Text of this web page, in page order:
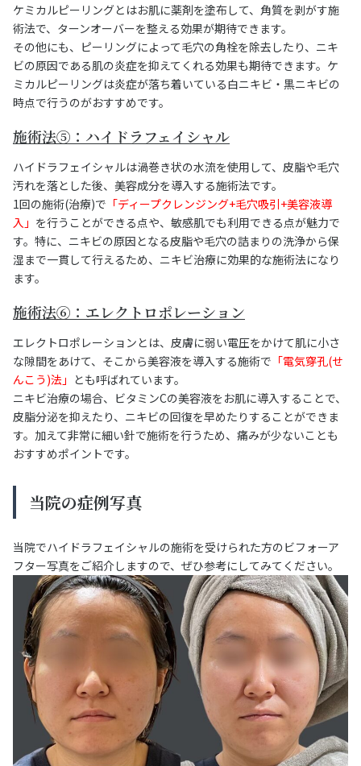
ケミカルピーリングとはお肌に薬剤を塗布して、角質を剥がす施
術法で、ターンオーバーを整える効果が期待できます。
その他にも、ピーリングによって毛穴の角栓を除去したり、ニキ
ビの原因である肌の炎症を抑えてくれる効果も期待できます。ケ
ミカルピーリングは炎症が落ち着いている白ニキビ・黒ニキビの
時点で行うのがおすすめです。
施術法⑤：ハイドラフェイシャル
ハイドラフェイシャルは渦巻き状の水流を使用して、皮脂や毛穴
汚れを落とした後、美容成分を導入する施術法です。
1回の施術(治療)で 「ディープクレンジング+毛穴吸引+美容液導
入」 を行うことができる点や、敏感肌でも利用できる点が魅力で
す。特に、ニキビの原因となる皮脂や毛穴の詰まりの洗浄から保
湿まで一貫して行えるため、ニキビ治療に効果的な施術法になり
ます。
施術法⑥：エレクトロポレーション
エレクトロポレーションとは、皮膚に弱い電圧をかけて肌に小さ
な隙間をあけて、そこから美容液を導入する施術で 「電気穿孔(せ
んこう)法」 とも呼ばれています。
ニキビ治療の場合、ビタミンCの美容液をお肌に導入することで、
皮脂分泌を抑えたり、ニキビの回復を早めたりすることができま
す。加えて非常に細い針で施術を行うため、痛みが少ないことも
おすすめポイントです。
当院の症例写真
当院でハイドラフェイシャルの施術を受けられた方のビフォーア
フター写真をご紹介しますので、ぜひ参考にしてみてください。